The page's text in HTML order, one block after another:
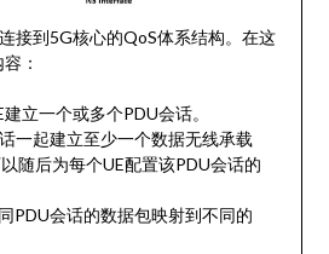
接到5G核心的QoS体系结构。在这
：
立一个或多个PDU会话。
一起建立至少一个数据无线承载
以随后为每个UE配置该PDU会话的
PDU会话的数据包映射到不同的